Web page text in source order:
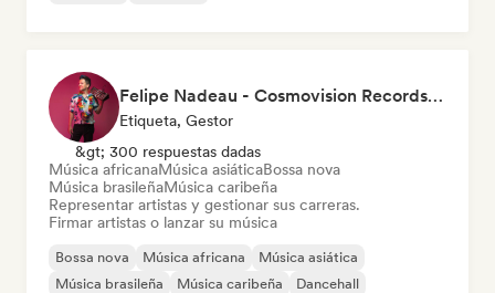
Felipe Nadeau - Cosmovision Records & Ritmos del Sur
Etiqueta, Gestor
&gt; 300 respuestas dadas
Música africanaMúsica asiáticaBossa nova
Música brasileñaMúsica caribeña
Representar artistas y gestionar sus carreras.
Firmar artistas o lanzar su música
Bossa nova Música africana
Música asiática
Música brasileña
Música caribeña
Dancehall